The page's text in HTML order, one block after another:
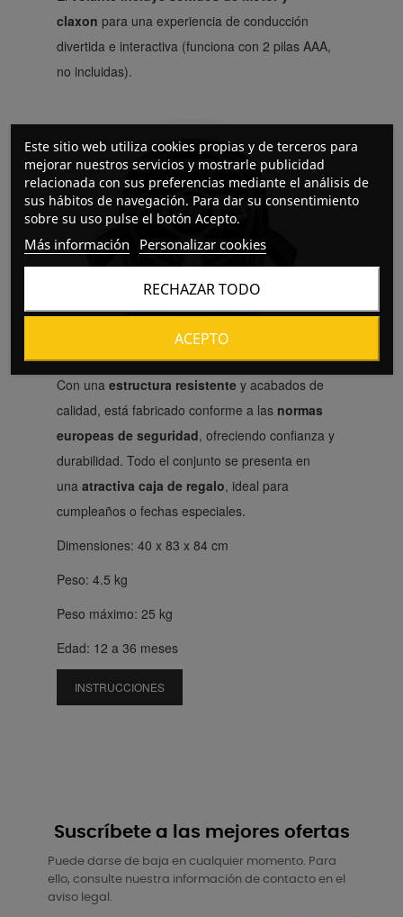
claxon para una experiencia de conducción
divertida e interactiva (funciona con 2 pilas AAA,
no incluidas).
Con una estructura resistente y acabados de
calidad, está fabricado conforme a las normas
europeas de seguridad, ofreciendo confianza y
durabilidad. Todo el conjunto se presenta en
una atractiva caja de regalo, ideal para
cumpleaños o fechas especiales.
Dimensiones: 40 x 83 x 84 cm
Peso: 4.5 kg
Peso máximo: 25 kg
Edad: 12 a 36 meses
INSTRUCCIONES
Suscríbete a las mejores ofertas
Puede darse de baja en cualquier momento. Para
ello, consulte nuestra información de contacto en el
aviso legal.
Este sitio web utiliza cookies propias y de terceros para
mejorar nuestros servicios y mostrarle publicidad
relacionada con sus preferencias mediante el análisis de
sus hábitos de navegación. Para dar su consentimiento
sobre su uso pulse el botón Acepto.
Más información Personalizar cookies
RECHAZAR TODO
ACEPTO